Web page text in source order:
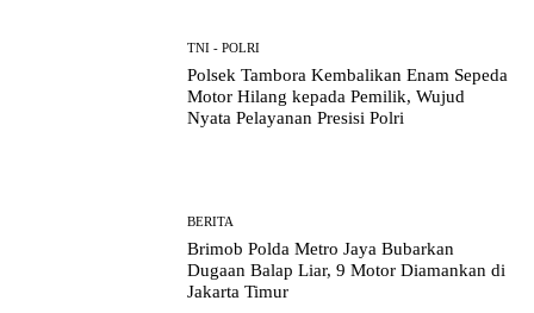
TNI - POLRI
Polsek Tambora Kembalikan Enam Sepeda
Motor Hilang kepada Pemilik, Wujud
Nyata Pelayanan Presisi Polri
BERITA
Brimob Polda Metro Jaya Bubarkan
Dugaan Balap Liar, 9 Motor Diamankan di
Jakarta Timur